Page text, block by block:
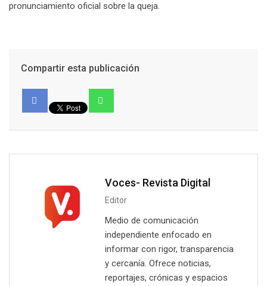
pronunciamiento oficial sobre la queja.
Compartir esta publicación
Voces- Revista Digital
Editor
Medio de comunicación
independiente enfocado en
informar con rigor, transparencia
y cercanía. Ofrece noticias,
reportajes, crónicas y espacios